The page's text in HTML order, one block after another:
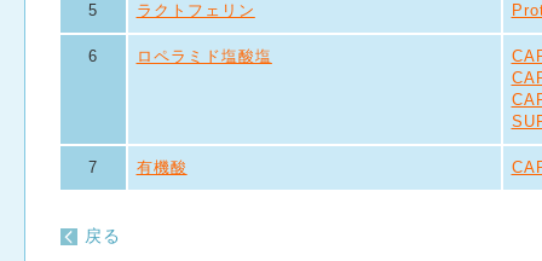
5 ラクトフェリン
6 ロペラミド塩酸塩
7 有機酸
戻る